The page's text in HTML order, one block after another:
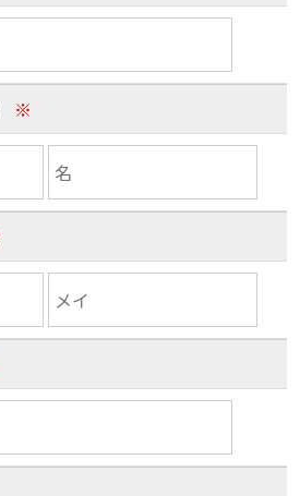
※